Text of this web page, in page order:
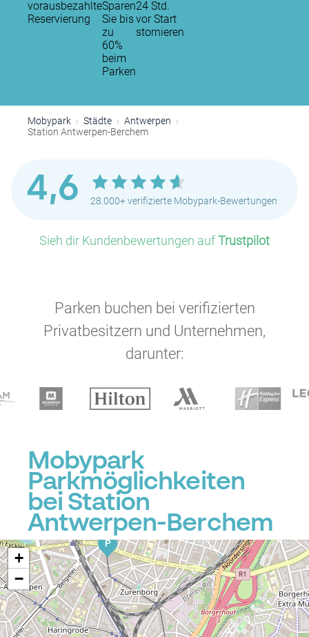
vorausbezahlte
Reservierung
Sparen
Sie bis
zu
60%
beim
Parken
24 Std.
vor Start
stornieren
Mobypark Städte
Antwerpen
Station Antwerpen-Berchem
4,6 28.000+ verifizierte Mobypark-Bewertungen
Sieh dir Kundenbewertungen aufTrustpilot
Parken buchen bei verifizierten
Privatbesitzern und Unternehmen,
darunter:
Mobypark
Parkmöglichkeiten
bei Station
Antwerpen-Berchem
P
P
+
−